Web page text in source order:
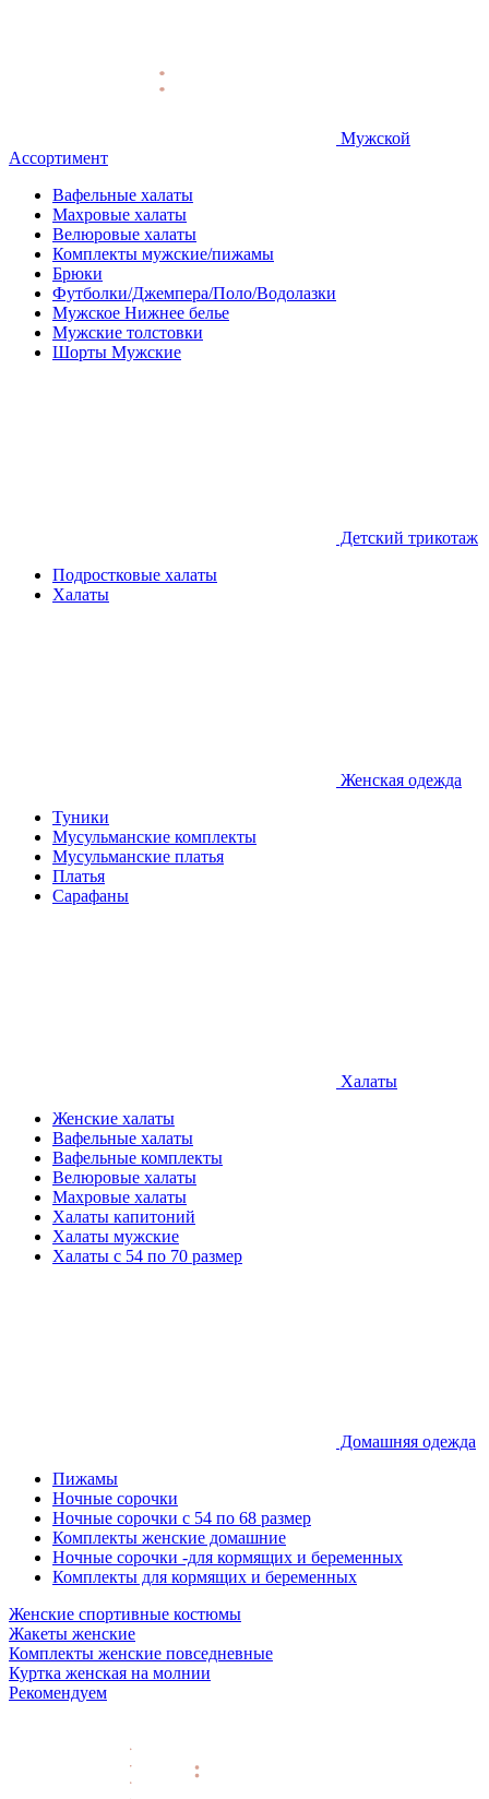
Мужской
Ассортимент
Вафельные халаты
Махровые халаты
Велюровые халаты
Комплекты мужские/пижамы
Брюки
Футболки/Джемпера/Поло/Водолазки
Мужское Нижнее белье
Мужские толстовки
Шорты Мужские
Детcкий трикотаж
Подростковые халаты
Халаты
Женская одежда
Туники
Мусульманские комплекты
Мусульманские платья
Платья
Сарафаны
Халаты
Женские халаты
Вафельные халаты
Вафельные комплекты
Велюровые халаты
Махровые халаты
Халаты капитоний
Халаты мужские
Халаты с 54 по 70 размер
Домашняя одежда
Пижамы
Ночные сорочки
Ночные сорочки с 54 по 68 размер
Комплекты женские домашние
Ночные сорочки -для кормящих и беременных
Комплекты для кормящих и беременных
Женские спортивные костюмы
Жакеты женские
Комплекты женские повседневные
Куртка женская на молнии
Рекомендуем